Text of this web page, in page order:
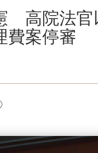
高院法
費案停審